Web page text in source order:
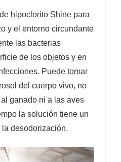
hipoclorito Shine para
y el entorno circundante
las bacterias
de los objetos y en
Puede tomar
del cuerpo vivo, no
ganado ni a las aves
la solución tiene un
desodorización.